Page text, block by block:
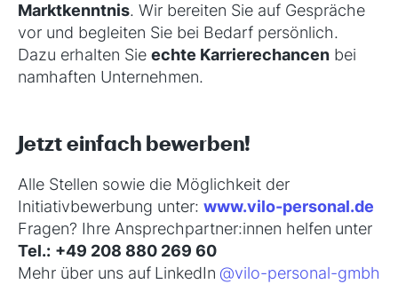
Marktkenntnis. Wir bereiten Sie auf Gespräche
vor und begleiten Sie bei Bedarf persönlich.
Dazu erhalten Sie echte Karrierechancen bei
namhaften Unternehmen.
Jetzt einfach bewerben!
Alle Stellen sowie die Möglichkeit der
Initiativbewerbung unter: www.vilo-personal.de
Fragen? Ihre Ansprechpartner:innen helfen unter
Tel.: +49 208 880 269 60
Mehr über uns auf LinkedIn @vilo-personal-gmbh